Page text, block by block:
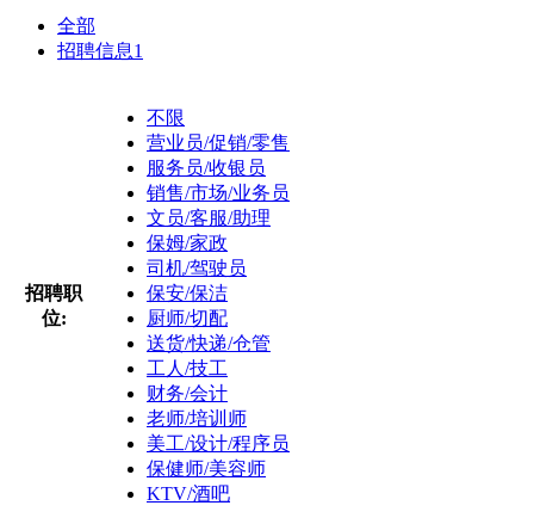
全部
招聘信息1
招聘职
位:
不限
营业员/促销/零售
服务员/收银员
销售/市场/业务员
文员/客服/助理
保姆/家政
司机/驾驶员
保安/保洁
厨师/切配
送货/快递/仓管
工人/技工
财务/会计
老师/培训师
美工/设计/程序员
保健师/美容师
KTV/酒吧